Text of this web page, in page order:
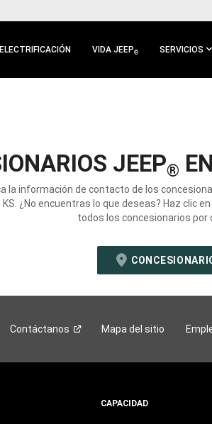
ELECTRIFICACIÓN VIDA JEEP® SERVICIOS
JEEP®
la información de contacto de los
KS. ¿No encuentras lo que deseas? Haz clic
todos los concesionarios por
Contáctanos Mapa del sitio
CAPACIDAD